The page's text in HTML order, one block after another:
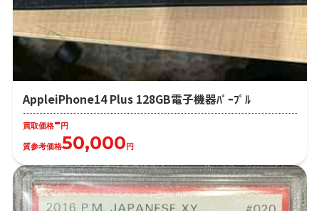
AppleiPhone14 Plus 128GB電子機器ﾊﾟｰﾌﾟﾙ
買取価格-円
質参考価格50,000円